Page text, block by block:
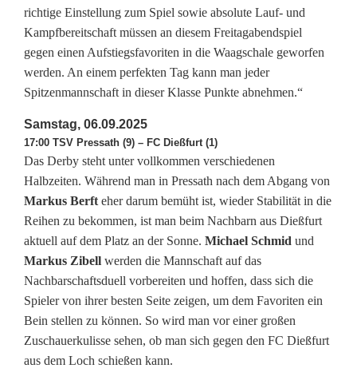
e
ß
f
u
r
t
i
m
D
e
r
b
richtige Einstellung zum Spiel sowie absolute Lauf- und
Kampfbereitschaft müssen an diesem Freitagabendspiel
gegen einen Aufstiegsfavoriten in die Waagschale geworfen
werden. An einem perfekten Tag kann man jeder
Spitzenmannschaft in dieser Klasse Punkte abnehmen.“
Samstag, 06.09.2025
17:00 TSV Pressath (9) – FC Dießfurt (1)
Das Derby steht unter vollkommen verschiedenen
Halbzeiten. Während man in Pressath nach dem Abgang von
Markus Berft eher darum bemüht ist, wieder Stabilität in die
Reihen zu bekommen, ist man beim Nachbarn aus Dießfurt
aktuell auf dem Platz an der Sonne. Michael Schmid und
Markus Zibell werden die Mannschaft auf das
Nachbarschaftsduell vorbereiten und hoffen, dass sich die
Spieler von ihrer besten Seite zeigen, um dem Favoriten ein
Bein stellen zu können. So wird man vor einer großen
Zuschauerkulisse sehen, ob man sich gegen den FC Dießfurt
aus dem Loch schießen kann.